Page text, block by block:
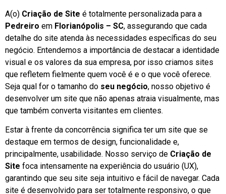
A(o) Criação de Site é totalmente personalizada para a
Pedreiro em Florianópolis – SC, assegurando que cada
detalhe do site atenda às necessidades específicas do seu
negócio. Entendemos a importância de destacar a identidade
visual e os valores da sua empresa, por isso criamos sites
que refletem fielmente quem você é e o que você oferece.
Seja qual for o tamanho do seu negócio, nosso objetivo é
desenvolver um site que não apenas atraia visualmente, mas
que também converta visitantes em clientes.
Estar à frente da concorrência significa ter um site que se
destaque em termos de design, funcionalidade e,
principalmente, usabilidade. Nosso serviço de Criação de
Site foca intensamente na experiência do usuário (UX),
garantindo que seu site seja intuitivo e fácil de navegar. Cada
site é desenvolvido para ser totalmente responsivo, o que